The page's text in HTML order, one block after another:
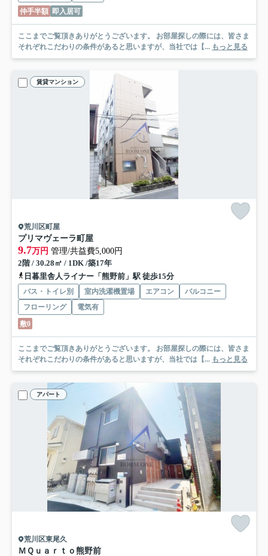
仲手半額 即入居可
ここまでご覧頂きありがとうございます。 お部屋探しの際には、皆さま
それぞれこだわりの条件があると思いますが、当社では【... もっと見る
賃貸マンション
荒川区町屋
プリマヴェーラ町屋
9.7万円 管理/共益費5,000円
2階 / 30.28㎡ / 1DK /築17年
日暮里舎人ライナー「熊野前」駅 徒歩15分
バス・トイレ別 室内洗濯機置場 エアコン
バルコニー
フローリング
電気有
敷0
ここまでご覧頂きありがとうございます。 お部屋探しの際には、皆さま
それぞれこだわりの条件があると思いますが、当社では【... もっと見る
アパート
荒川区東尾久
ＭＱｕａｒｔｏ熊野前